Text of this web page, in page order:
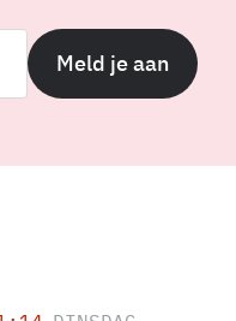
Meld je aan